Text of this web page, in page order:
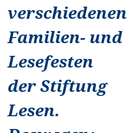
verschiedenen
Familien- und
Lesefesten
der Stiftung
Lesen.